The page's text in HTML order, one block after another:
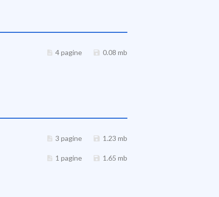
4 pagine 0.08 mb
3 pagine 1.23 mb
1 pagine 1.65 mb